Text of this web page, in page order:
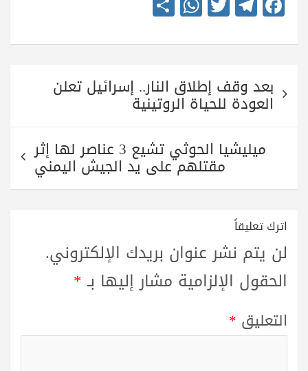
ce
bo
ok
le
gr
a
m
wi
tte
ha
ts
A
pp
re
المقالات
بعد وقف إطلاق النار.. إسرائيل تعلن
العودة للحياة الروتينية
ميليشيا الحوثي تشيع 3 عناصر لها إثر
مقتلهم على يد الجيش اليمني
اترك تعليقاً
لن يتم نشر عنوان بريدك الإلكتروني.
الحقول الإلزامية مشار إليها بـ*
التعليق *